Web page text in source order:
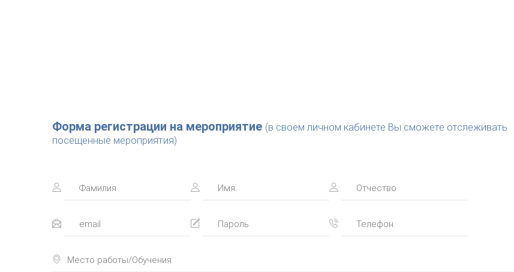
Форма регистрации на мероприятие (в своем личном кабинете Вы сможете отслеживать
посещенные мероприятия)